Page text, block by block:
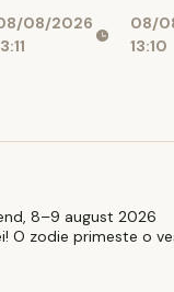
de
08/2026
08/
13:10
8–9 august 2026
O zodie primeste o